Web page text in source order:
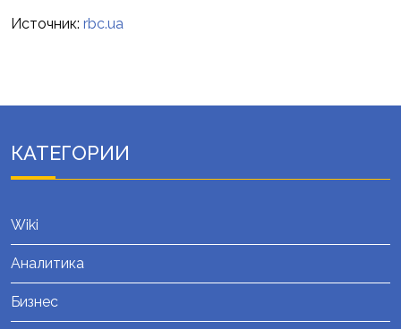
Источник: rbc.ua
КАТЕГОРИИ
Wiki
Аналитика
Бизнес